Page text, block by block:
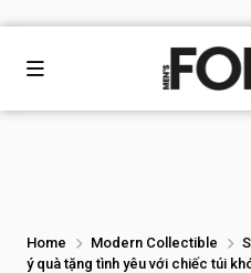
Home Modern Collectible
ý quà tặng tình yêu với chiếc túi